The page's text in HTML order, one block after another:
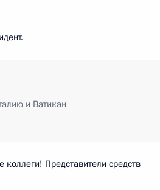
и Ватикан
Представители средств